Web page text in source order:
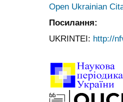
Open Ukrainian
Посилання:
UKRINTEI: http://